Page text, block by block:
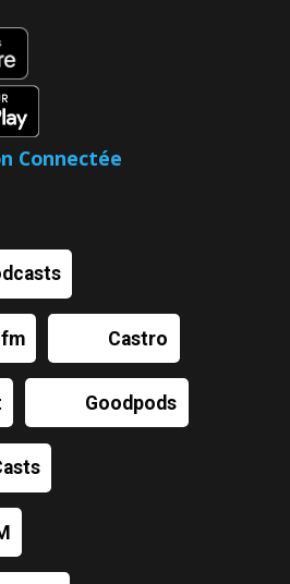
Connectée
Castro
Goodpods